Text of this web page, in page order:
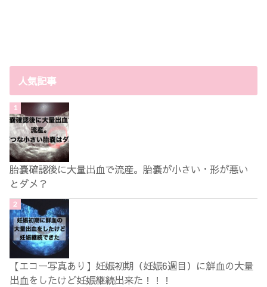
人気記事
胎嚢確認後に大量出血で流産。胎嚢が小さい・形が悪い
とダメ？
【エコー写真あり】妊娠初期（妊娠6週目）に鮮血の大量
出血をしたけど妊娠継続出来た！！！